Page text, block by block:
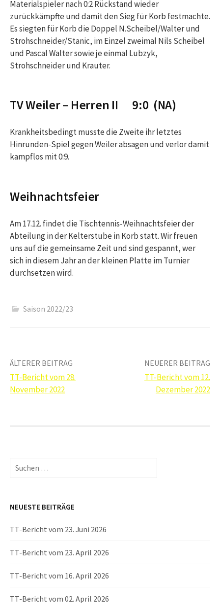
Materialspieler nach 0:2 Rückstand wieder
zurückkämpfte und damit den Sieg für Korb festmachte.
Es siegten für Korb die Doppel N.Scheibel/Walter und
Strohschneider/Stanic, im Einzel zweimal Nils Scheibel
und Pascal Walter sowie je einmal Lubzyk,
Strohschneider und Krauter.
TV Weiler – Herren II 9:0 (NA)
Krankheitsbedingt musste die Zweite ihr letztes
Hinrunden-Spiel gegen Weiler absagen und verlor damit
kampflos mit 0:9.
Weihnachtsfeier
Am 17.12. findet die Tischtennis-Weihnachtsfeier der
Abteilung in der Kelterstube in Korb statt. Wir freuen
uns auf die gemeinsame Zeit und sind gespannt, wer
sich in diesem Jahr an der kleinen Platte im Turnier
durchsetzen wird.
Saison 2022/23
Beitrags-
Navigation
ÄLTERER BEITRAG
TT-Bericht vom 28.
November 2022
NEUERER BEITRAG
TT-Bericht vom 12.
Dezember 2022
Suchen
nach:
NEUESTE BEITRÄGE
TT-Bericht vom 23. Juni 2026
TT-Bericht vom 23. April 2026
TT-Bericht vom 16. April 2026
TT-Bericht vom 02. April 2026